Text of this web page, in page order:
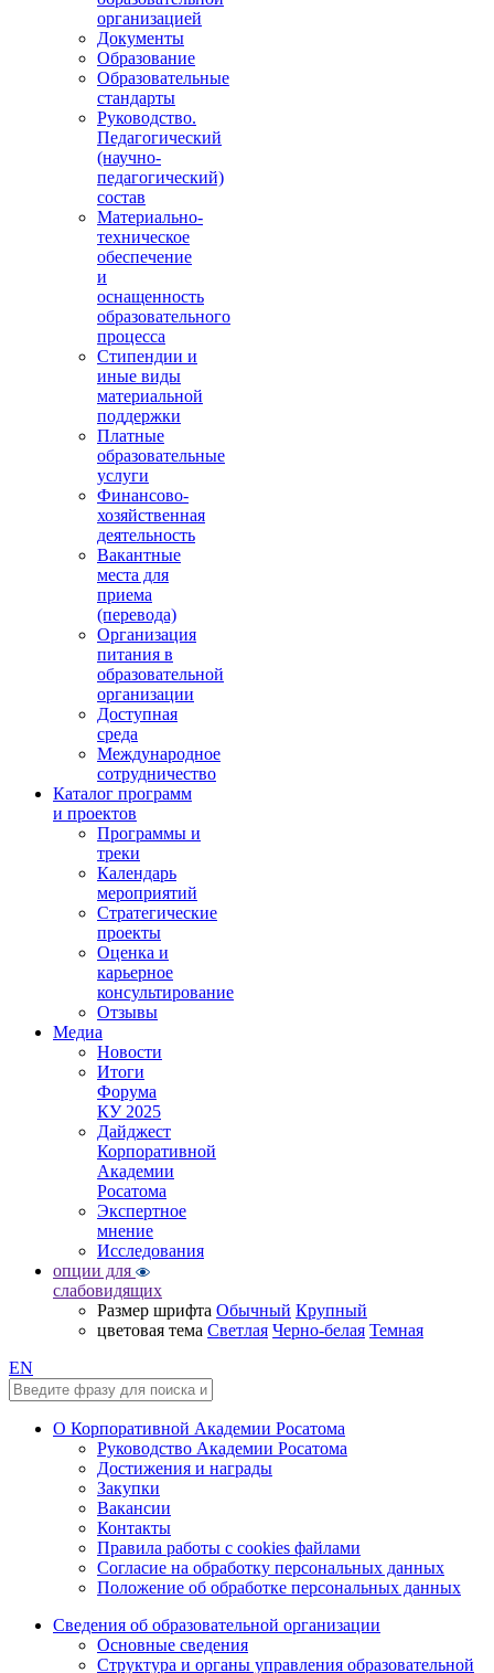
организацией
Документы
Образование
Образовательные
стандарты
Руководство.
Педагогический
(научно-
педагогический)
состав
Материально-
техническое
обеспечение
и
оснащенность
образовательного
процесса
Стипендии и
иные виды
материальной
поддержки
Платные
образовательные
услуги
Финансово-
хозяйственная
деятельность
Вакантные
места для
приема
(перевода)
Организация
питания в
образовательной
организации
Доступная
среда
Международное
сотрудничество
Каталог программ
и проектов
Программы и
треки
Календарь
мероприятий
Стратегические
проекты
Оценка и
карьерное
консультирование
Отзывы
Медиа
Новости
Итоги
Форума
КУ 2025
Дайджест
Корпоративной
Академии
Росатома
Экспертное
мнение
Исследования
опции для
слабовидящих
Размер шрифта Обычный Крупный
цветовая тема Светлая Черно-белая Темная
EN
О Корпоративной Академии Росатома
Руководство Академии Росатома
Достижения и награды
Закупки
Вакансии
Контакты
Правила работы с cookies файлами
Согласие на обработку персональных данных
Положение об обработке персональных данных
Сведения об образовательной организации
Основные сведения
Структура и органы управления образовательной